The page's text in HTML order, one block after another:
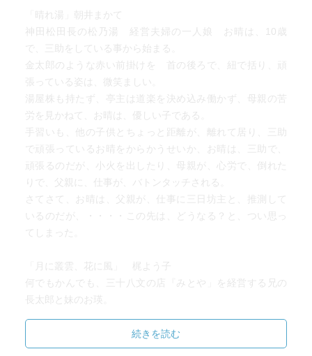
「晴れ湯」朝井まかて
神田松田長の松乃湯 経営夫婦の一人娘 お晴は、10歳
で、三助をしている事から始まる。
金太郎のような赤い前掛けを 首の後ろで、紐で括り、頑
張っている姿は、微笑ましい。
湯屋株も持たず、亭主は道楽を決め込み働かず、母親の苦
労を見かねて、お晴は、優しい子である。
手習いも、他の子供とちょっと距離が、離れて居り、三助
で頑張っているお晴をからかうせいか、お晴は、三助で、
頑張るのだが、小火を出したり、母親が、心労で、倒れた
りで、父親に、仕事が、バトンタッチされる。
さてさて、お晴は、父親が、仕事に三日坊主と、推測して
いるのだが、・・・・この先は、どうなる？と、つい思っ
てしまった。
「月に叢雲、花に風」 梶よう子
何でもかんでも、三十八文の店『みとや」を経営する兄の
長太郎と妹のお瑛。
兄の仕入れた守り刀を 家に置いて、夜を過ごしたお瑛
は、カタカタなる音に怖さを感じる。
続きを読む